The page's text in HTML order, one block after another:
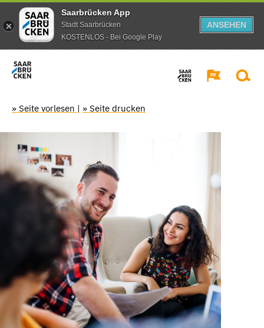
Saarbrücken App
Stadt Saarbrücken
KOSTENLOS - Bei Google Play
ANSEHEN
» Seite vorlesen | » Seite drucken